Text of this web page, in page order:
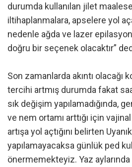
durumda kullanılan jilet
iltihaplanmalara, apselere yol
nedenle ağda ve lazer
doğru bir seçenek olacaktır”
Son zamanlarda akıntı olacağı
tercihi artmış durumda fakat
sık değişim yapılamadığında,
ve nem ortamı arttığı için
artışa yol açtığını belirten
yapılamayacaksa günlük ped
önermemekteyiz. Yaz aylarında